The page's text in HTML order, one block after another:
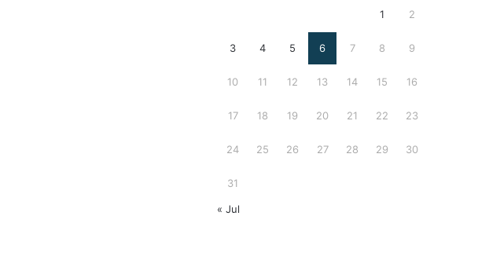
1 2
3 4 5 6 7 8 9
10 11 12 13 14 15 16
17 18 19 20 21 22 23
24 25 26 27 28 29 30
31
« Jul